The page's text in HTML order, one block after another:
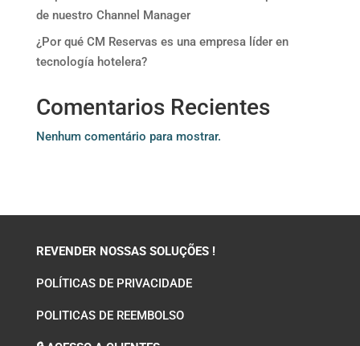
de nuestro Channel Manager
¿Por qué CM Reservas es una empresa líder en
tecnología hotelera?
Comentarios Recientes
Nenhum comentário para mostrar.
REVENDER NOSSAS SOLUÇÕES !
POLÍTICAS DE PRIVACIDADE
POLITICAS DE REEMBOLSO